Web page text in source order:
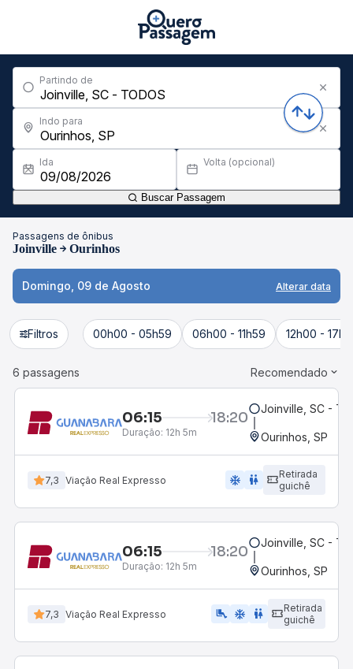
Partindo de
Indo para
Ida Volta (opcional)
Buscar Passagem
Passagens de ônibus
Joinville Ourinhos
Domingo, 09 de Agosto Alterar data
Filtros 00h00 - 05h59 06h00 - 11h59 12h00 -
6 passagens Recomendado
06:15 18:20
Duração: 12h 5m
Joinville, SC -
Ourinhos, SP
7,3 Viação Real Expresso ac_unit wc
Retirada
guichê
06:15 18:20
Duração: 12h 5m
Joinville, SC -
Ourinhos, SP
7,3 Viação Real Expresso airline_seat_legroom_extra ac_unit wc
Retirada
guichê